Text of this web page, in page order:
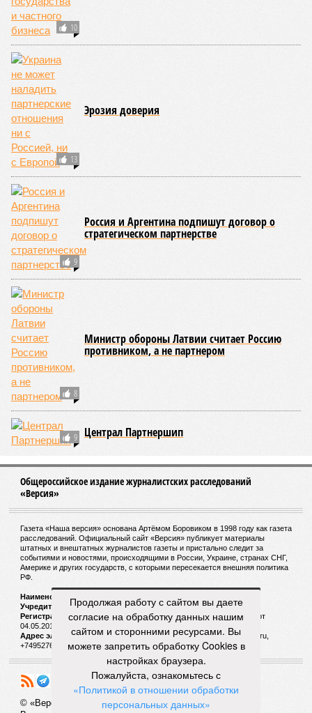
10
13
Эрозия доверия
9
Россия и Аргентина подпишут договор о
стратегическом партнерстве
8
Министр обороны Латвии считает Россию
противником, а не партнером
9 Централ Партнершип
Общероссийское издание журналистских расследований
«Версия»
Газета «Наша версия» основана Артёмом Боровиком в 1998 году как газета
расследований. Официальный сайт «Версия» публикует материалы
штатных и внештатных журналистов газеты и пристально следит за
событиями и новостями, происходящими в России, Украине, странах СНГ,
Америке и других государств, с которыми пересекается внешняя политика
РФ.
Наименование:
Учредитель:
ООО «Версия»,Главный редактор:Горевой Р. Г.
Регистрационный номер Роскомнадзора:ЭЛ № ФС 77 - 72681 от
04.05.2018 г.
Адрес электронной почты и телефон редакции:versia@versia.ru,
+74952760348
© «Версия»
Продолжая работу с сайтом вы даете
согласие на обработку данных нашим
сайтом и сторонними ресурсами. Вы
можете запретить обработку Cookies в
настройках браузера.
Пожалуйста, ознакомьтесь с
«Политикой в отношении обработки
персональных данных»